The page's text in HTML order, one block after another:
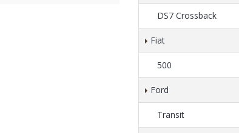
DS7 Crossback
Fiat
500
Ford
Transit